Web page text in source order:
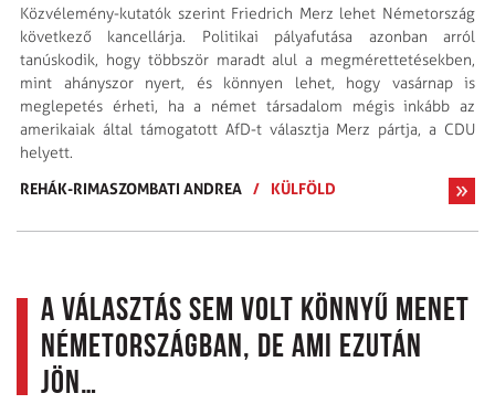
Közvélemény-kutatók szerint Friedrich Merz lehet Németország
következő kancellárja. Politikai pályafutása azonban arról
tanúskodik, hogy többször maradt alul a megmérettetésekben,
mint ahányszor nyert, és könnyen lehet, hogy vasárnap is
meglepetés érheti, ha a német társadalom mégis inkább az
amerikaiak által támogatott AfD-t választja Merz pártja, a CDU
helyett.
REHÁK-RIMASZOMBATI ANDREA / KÜLFÖLD
A választás sem volt könnyű menet
Németországban, de ami ezután
jön…